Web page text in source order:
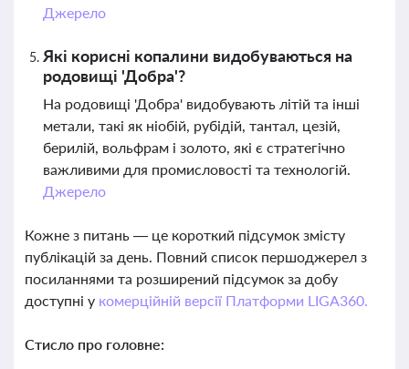
Джерело
Які корисні копалини видобуваються на
родовищі 'Добра'?
На родовищі 'Добра' видобувають літій та інші
метали, такі як ніобій, рубідій, тантал, цезій,
берилій, вольфрам і золото, які є стратегічно
важливими для промисловості та технологій.
Джерело
Кожне з питань — це короткий підсумок змісту
публікацій за день. Повний список першоджерел з
посиланнями та розширений підсумок за добу
доступні у комерційній версії Платформи LIGA360.
Стисло про головне: